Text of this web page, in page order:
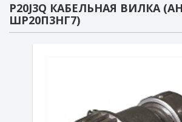
P20J3Q КАБЕЛЬНАЯ ВИЛКА
ШР20П3НГ7)